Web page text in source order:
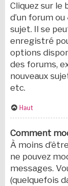
Cliquez sur le
d’un forum ou
sujet. Il se
enregistré
options
des forums,
nouveaux
etc.
Haut
Comment
À moins
ne pouvez
messages.
(quelquefois